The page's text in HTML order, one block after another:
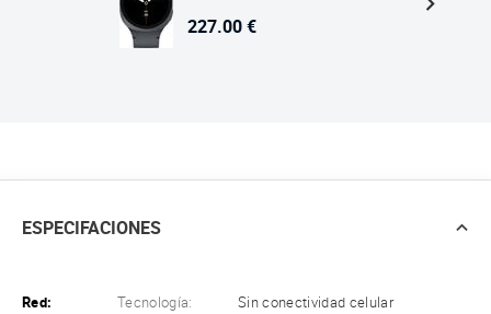
227.00 €
ESPECIFACIONES
Red: Tecnología:
Sin conectividad celular